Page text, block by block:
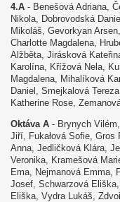
4.A - Benešová Adriana,
Nikola, Dobrovodská
Mikoláš, Gevorkyan
Charlotte Magdalena,
Alžběta, Jirásková
Karolína, Křížová Nela,
Magdalena, Mihalíková
Daniel, Smejkalová
Katherine Rose,
Oktáva A - Brynych
Jiří, Fukałová Sofie,
Anna, Jedličková Klára,
Veronika, Kramešová
Ema, Nejmanová Emma,
Josef, Schwarzová
Eliška, Vydra Lukáš,